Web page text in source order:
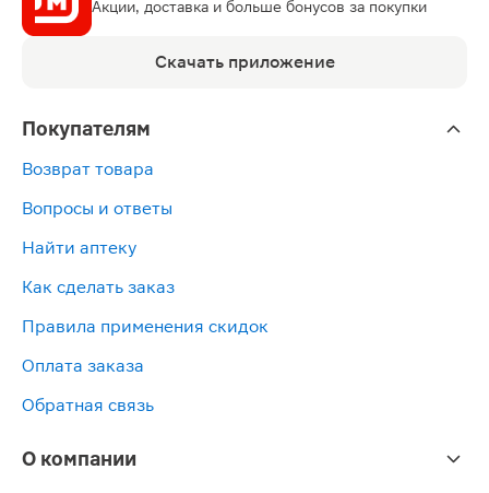
Акции, доставка и больше бонусов за покупки
Скачать приложение
Покупателям
Возврат товара
Вопросы и ответы
Найти аптеку
Как сделать заказ
Правила применения скидок
Оплата заказа
Обратная связь
О компании